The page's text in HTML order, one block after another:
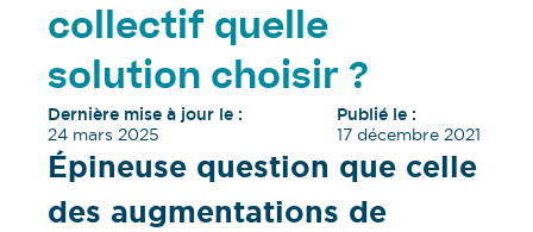
collectif quelle
solution choisir ?
Dernière mise à jour le :
24 mars 2025
Publié le :
17 décembre 2021
Épineuse question que celle
des augmentations de